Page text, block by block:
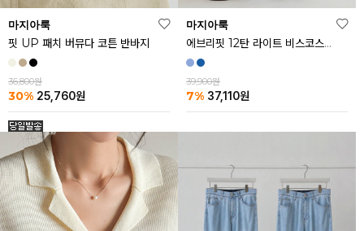
마지아룩
핏 UP 패치 버뮤다 코튼 반바지
36,800원
30% 25,760원
마지아룩
에브리핏 12탄 라이트 비스코스 쿨 데님 스커트
39,900원
7% 37,110원